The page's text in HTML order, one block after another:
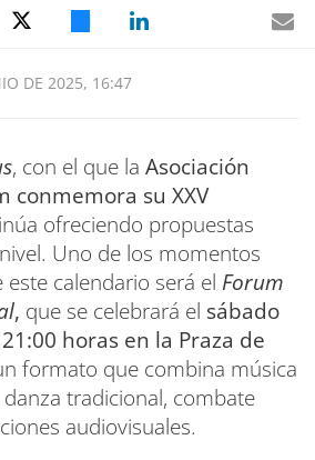
DE 2025, 16:47
, con el que la Asociación
conmemora su XXV
ofreciendo propuestas
Uno de los momentos
calendario será el Forum
, que se celebrará el sábado
horas en la Praza de
formato que combina música
tradicional, combate
audiovisuales.